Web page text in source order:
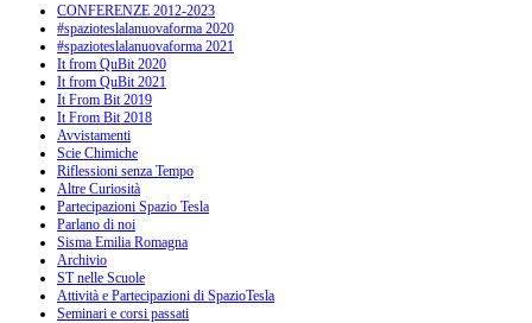
CONFERENZE 2012-2023
#spazioteslalanuovaforma 2020
#spazioteslalanuovaforma 2021
It from QuBit 2020
It from QuBit 2021
It From Bit 2019
It From Bit 2018
Avvistamenti
Scie Chimiche
Riflessioni senza Tempo
Altre Curiosità
Partecipazioni Spazio Tesla
Parlano di noi
Sisma Emilia Romagna
Archivio
ST nelle Scuole
Attività e Partecipazioni di SpazioTesla
Seminari e corsi passati